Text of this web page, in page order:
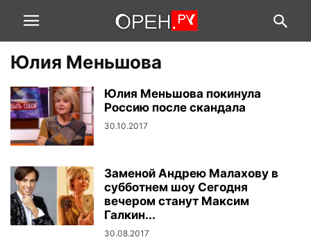
Юлия Меньшова
Юлия Меньшова покинула
Россию после скандала
30.10.2017
Заменой Андрею Малахову в
субботнем шоу Сегодня
вечером станут Максим
Галкин...
30.08.2017